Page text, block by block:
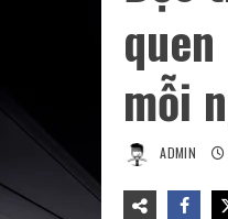
mỗi
ADMIN